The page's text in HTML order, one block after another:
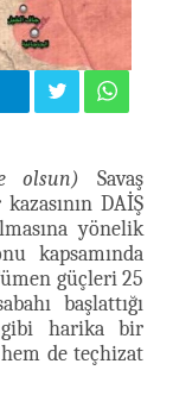
olsun) Savaş
DAİŞ
yönelik
kapsamında
güçleri 25
başlattığı
gibi harika bir
de teçhizat